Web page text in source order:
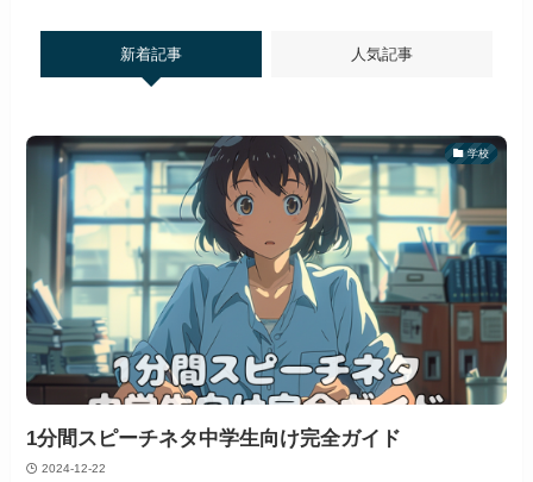
新着記事 人気記事
学校
1分間スピーチネタ中学生向け完全ガイド
2024-12-22